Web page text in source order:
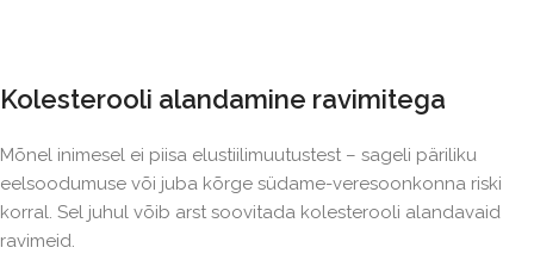
Kolesterooli alandamine ravimitega
Mõnel inimesel ei piisa elustiilimuutustest – sageli päriliku
eelsoodumuse või juba kõrge südame-veresoonkonna riski
korral. Sel juhul võib arst soovitada kolesterooli alandavaid
ravimeid.